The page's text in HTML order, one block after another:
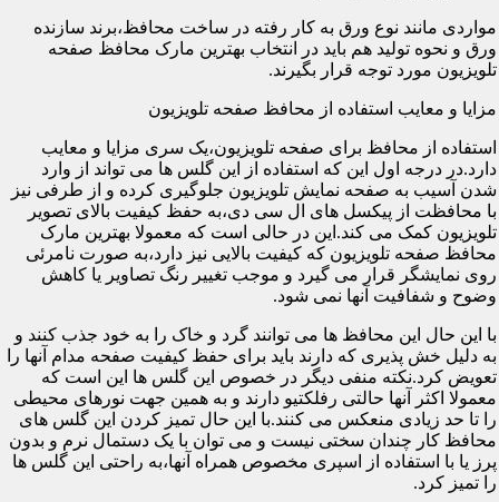
مواردی مانند نوع ورق به کار رفته در ساخت محافظ،برند سازنده
ورق و نحوه تولید هم باید در انتخاب بهترین مارک محافظ صفحه
تلویزیون مورد توجه قرار بگیرند.
مزایا و معایب استفاده از محافظ صفحه تلویزیون
استفاده از محافظ برای صفحه تلویزیون،یک سری مزایا و معایب
دارد.در درجه اول این که استفاده از این گلس ها می تواند از وارد
شدن آسیب به صفحه نمایش تلویزیون جلوگیری کرده و از طرفی نیز
با محافظت از پیکسل های ال سی دی،به حفظ کیفیت بالای تصویر
تلویزیون کمک می کند.این در حالی است که معمولا بهترین مارک
محافظ صفحه تلویزیون که کیفیت بالایی نیز دارد،به صورت نامرئی
روی نمایشگر قرار می گیرد و موجب تغییر رنگ تصاویر یا کاهش
وضوح و شفافیت آنها نمی شود.
با این حال این محافظ ها می توانند گرد و خاک را به خود جذب کنند و
به دلیل خش پذیری که دارند باید برای حفظ کیفیت صفحه مدام آنها را
تعویض کرد.نکته منفی دیگر در خصوص این گلس ها این است که
معمولا اکثر آنها حالتی رفلکتیو دارند و به همین جهت نورهای محیطی
را تا حد زیادی منعکس می کنند.با این حال تمیز کردن این گلس های
محافظ کار چندان سختی نیست و می توان با یک دستمال نرم و بدون
پرز یا با استفاده از اسپری مخصوص همراه آنها،به راحتی این گلس ها
را تمیز کرد.